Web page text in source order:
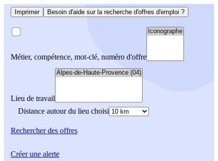
Imprimer Besoin d'aide sur la recherche d'offres d'emploi ?
Métier, compétence, mot-clé, numéro d'offre
Lieu de travail
Distance autour du lieu choisi
Rechercherdes offres
Créer une alerte